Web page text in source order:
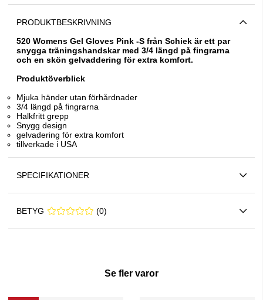
PRODUKTBESKRIVNING
520 Womens Gel Gloves Pink -S från Schiek är ett par
snygga träningshandskar med 3/4 längd på fingrarna
och en skön gelvaddering för extra komfort.
Produktöverblick
Mjuka händer utan förhårdnader
3/4 längd på fingrarna
Halkfritt grepp
Snygg design
gelvadering för extra komfort
tillverkade i USA
SPECIFIKATIONER
BETYG 0 0 (0)
Se fler varor